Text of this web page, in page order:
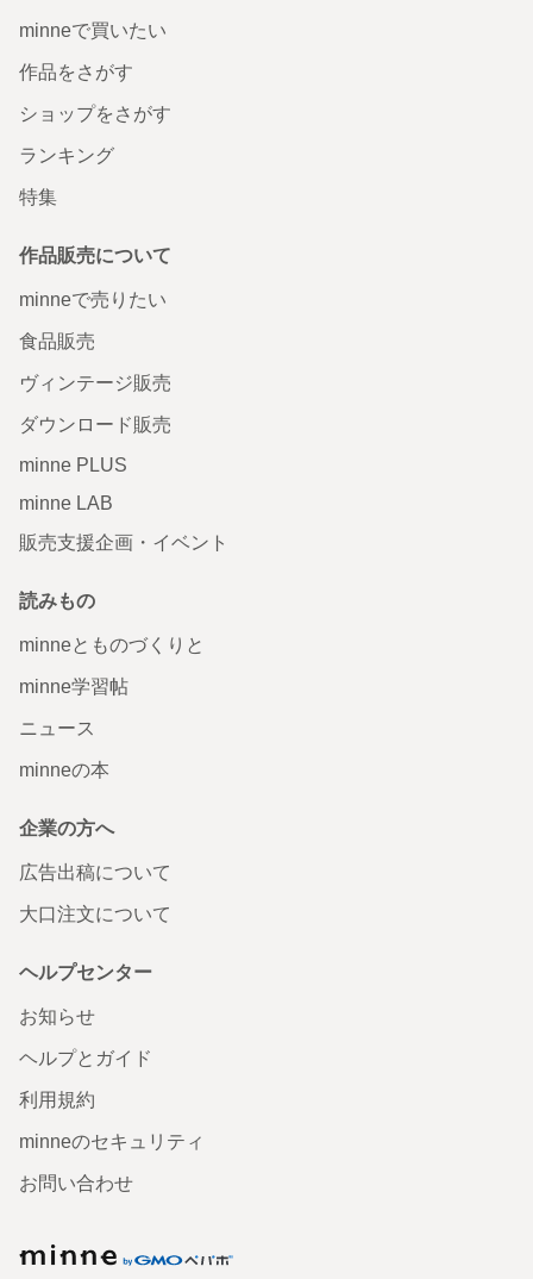
minneで買いたい
作品をさがす
ショップをさがす
ランキング
特集
作品販売について
minneで売りたい
食品販売
ヴィンテージ販売
ダウンロード販売
minne PLUS
minne LAB
販売支援企画・イベント
読みもの
minneとものづくりと
minne学習帖
ニュース
minneの本
企業の方へ
広告出稿について
大口注文について
ヘルプセンター
お知らせ
ヘルプとガイド
利用規約
minneのセキュリティ
お問い合わせ